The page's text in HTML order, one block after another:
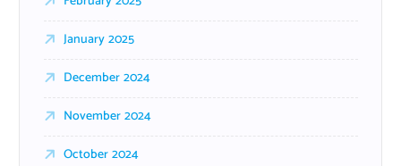
January 2025
December 2024
November 2024
October 2024